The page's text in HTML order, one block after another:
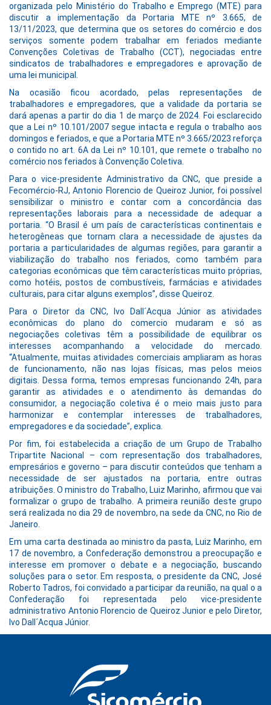
organizada pelo Ministério do Trabalho e Emprego (MTE) para
discutir a implementação da Portaria MTE nº 3.665, de
13/11/2023, que determina que os setores do comércio e dos
serviços somente podem trabalhar em feriados mediante
Convenções Coletivas de Trabalho (CCT), negociadas entre
sindicatos de trabalhadores e empregadores e aprovação de
uma lei municipal.
Na ocasião ficou acordado, pelas representações de
trabalhadores e empregadores, que a validade da portaria se
dará apenas a partir do dia 1 de março de 2024. Foi esclarecido
que a Lei nº 10.101/2007 segue intacta e regula o trabalho aos
domingos e feriados, e que a Portaria MTE nº 3.665/2023 reforça
o contido no art. 6A da Lei nº 10.101, que remete o trabalho no
comércio nos feriados à Convenção Coletiva.
Para o vice-presidente Administrativo da CNC, que preside a
Fecomércio-RJ, Antonio Florencio de Queiroz Junior, foi possível
sensibilizar o ministro e contar com a concordância das
representações laborais para a necessidade de adequar a
portaria. “O Brasil é um país de características continentais e
heterogêneas que tornam clara a necessidade de ajustes da
portaria a particularidades de algumas regiões, para garantir a
viabilização do trabalho nos feriados, como também para
categorias econômicas que têm características muito próprias,
como hotéis, postos de combustíveis, farmácias e atividades
culturais, para citar alguns exemplos”, disse Queiroz.
Para o Diretor da CNC, Ivo Dall´Acqua Júnior as atividades
econômicas do plano do comercio mudaram e só as
negociações coletivas têm a possibilidade de equilibrar os
interesses acompanhando a velocidade do mercado.
“Atualmente, muitas atividades comerciais ampliaram as horas
de funcionamento, não nas lojas físicas, mas pelos meios
digitais. Dessa forma, temos empresas funcionando 24h, para
garantir as atividades e o atendimento às demandas do
consumidor, a negociação coletiva é o meio mais justo para
harmonizar e contemplar interesses de trabalhadores,
empregadores e da sociedade”, explica.
Por fim, foi estabelecida a criação de um Grupo de Trabalho
Tripartite Nacional – com representação dos trabalhadores,
empresários e governo – para discutir conteúdos que tenham a
necessidade de ser ajustados na portaria, entre outras
atribuições. O ministro do Trabalho, Luiz Marinho, afirmou que vai
formalizar o grupo de trabalho. A primeira reunião deste grupo
será realizada no dia 29 de novembro, na sede da CNC, no Rio de
Janeiro.
Em uma carta destinada ao ministro da pasta, Luiz Marinho, em
17 de novembro, a Confederação demonstrou a preocupação e
interesse em promover o debate e a negociação, buscando
soluções para o setor. Em resposta, o presidente da CNC, José
Roberto Tadros, foi convidado a participar da reunião, na qual o a
Confederação foi representada pelo vice-presidente
administrativo Antonio Florencio de Queiroz Junior e pelo Diretor,
Ivo Dall´Acqua Júnior.